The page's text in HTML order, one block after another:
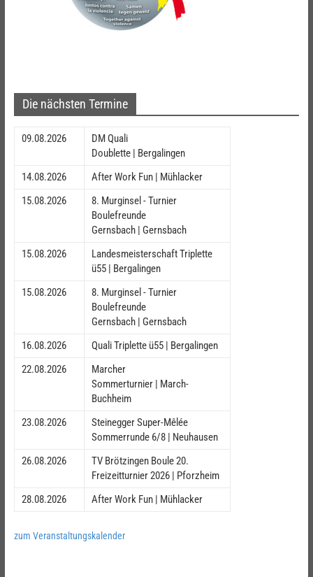
Die nächsten Termine
09.08.2026
DM Quali
Doublette | Bergalingen
14.08.2026
After Work Fun | Mühlacker
15.08.2026
8. Murginsel - Turnier
Boulefreunde
Gernsbach | Gernsbach
15.08.2026
Landesmeisterschaft Triplette
ü55 | Bergalingen
15.08.2026
8. Murginsel - Turnier
Boulefreunde
Gernsbach | Gernsbach
16.08.2026
Quali Triplette ü55 | Bergalingen
22.08.2026
Marcher
Sommerturnier | March-
Buchheim
23.08.2026
Steinegger Super-Mêlée
Sommerrunde 6/8 | Neuhausen
26.08.2026
TV Brötzingen Boule 20.
Freizeitturnier 2026 | Pforzheim
28.08.2026
After Work Fun | Mühlacker
zum Veranstaltungskalender